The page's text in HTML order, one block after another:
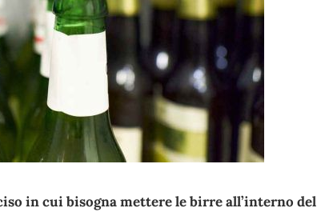
in cui bisogna mettere le birre all’interno del